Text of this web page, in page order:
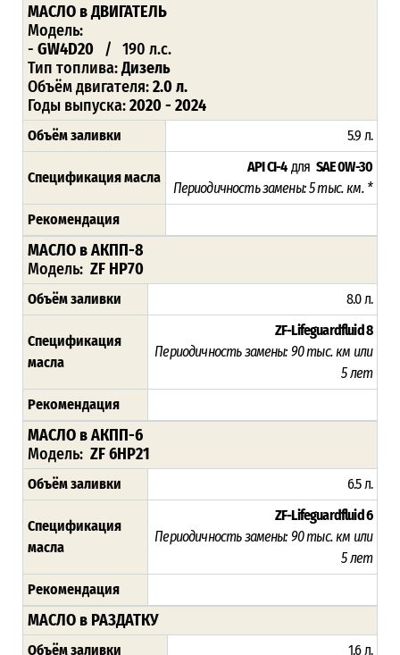
МАСЛО в ДВИГАТЕЛЬ
Модель:
- GW4D20 / 190 л.с.
Тип топлива:Дизель
Объём двигателя:2.0 л.
Годы выпуска:2020 - 2024
Объём заливки 5.9 л.
Спецификация масла
API CI-4 для SAE 0W-30
Периодичность замены: 5 тыс. км. *
Рекомендация
МАСЛО в АКПП-8
Модель: ZF HP70
Объём заливки 8.0 л.
Спецификация
масла
ZF-Lifeguardfluid 8
Периодичность замены: 90 тыс. км или
5 лет
Рекомендация
МАСЛО в АКПП-6
Модель: ZF 6HP21
Объём заливки 6.5 л.
Спецификация
масла
ZF-Lifeguardfluid 6
Периодичность замены: 90 тыс. км или
5 лет
Рекомендация
МАСЛО в РАЗДАТКУ
Объём заливки 1.6 л.